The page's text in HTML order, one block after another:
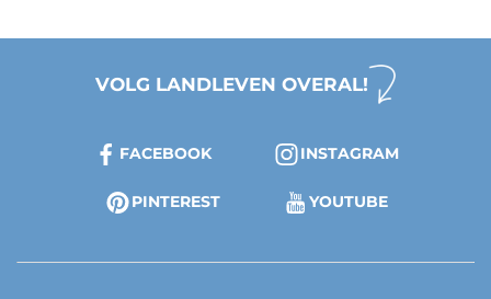
VOLG LANDLEVEN OVERAL!
FACEBOOK INSTAGRAM
PINTEREST YOUTUBE